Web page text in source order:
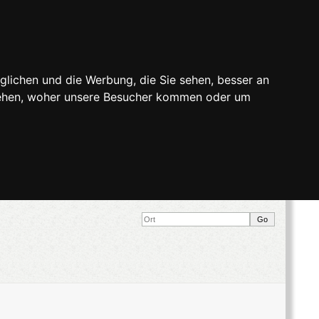
und die Werbung, die Sie sehen, besser an
woher unsere Besucher kommen oder um